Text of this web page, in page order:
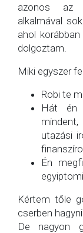
azonos az
alkalmával
ahol
dolgoztam.
Miki egyszer
Robi te
Hát én
utazási
Én
Kértem tőle
cserben
De nagyon